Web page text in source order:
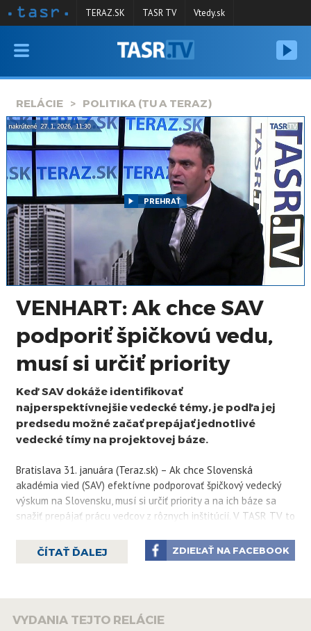
VYSIELANIE
SPRAVODAJSTVO
KONTAKT
ARCHÍV
TERAZ.SK TASR TV Vtedy.sk
RELÁCIE POLITIKA (TU A TERAZ)
PREHRAŤ
VENHART: Ak chce SAV
podporiť špičkovú vedu,
musí si určiť priority
Keď SAV dokáže identifikovať
najperspektívnejšie vedecké témy, je podľa jej
predsedu možné začať prepájať jednotlivé
vedecké tímy na projektovej báze.
Bratislava 31. januára (Teraz.sk) – Ak chce Slovenská
akadémia vied (SAV) efektívne podporovať špičkový vedecký
výskum na Slovensku, musí si určiť priority a na ich báze sa
snažiť prepájať prácu vedcov z rôznych inštitúcií. V TASR TV to
Cieľom podľa neho nie je priorizovať niektoré vedné odbory
ústavoch, alebo dokonca oddeleniach akadémie,“ konštatoval
ČÍTAŤ ĎALEJ ZDIEĽAŤ NA FACEBOOK
VYDANIA TEJTO RELÁCIE